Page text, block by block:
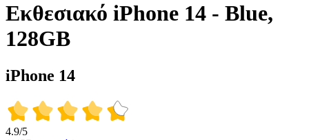
Εκθεσιακό iPhone 14 - Blue,
128GB
iPhone 14
4.9/5